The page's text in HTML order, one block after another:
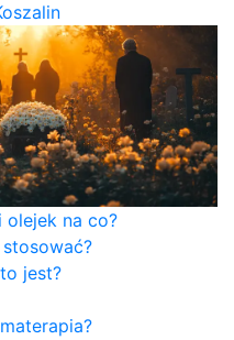
olejek na co?
jest?